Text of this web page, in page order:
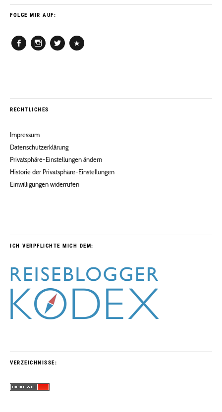
FOLGE MIR AUF:
RECHTLICHES
Impressum
Datenschutzerklärung
Privatsphäre-Einstellungen ändern
Historie der Privatsphäre-Einstellungen
Einwilligungen widerrufen
ICH VERPFLICHTE MICH DEM:
VERZEICHNISSE: